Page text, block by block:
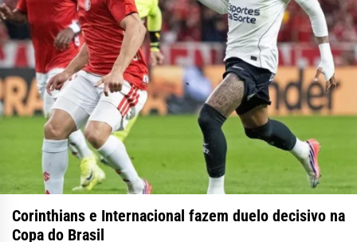
Corinthians e Internacional fazem duelo decisivo na
Copa do Brasil